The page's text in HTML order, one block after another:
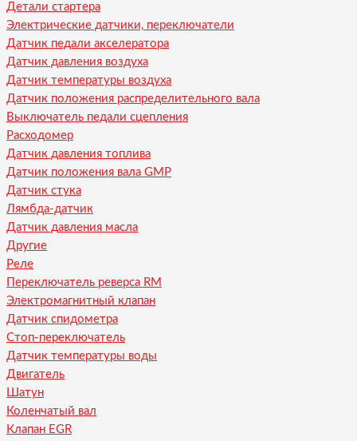
Детали стартера
Электрические датчики, переключатели
Датчик педали акселератора
Датчик давления воздуха
Датчик температуры воздуха
Датчик положения распределительного вала
Выключатель педали сцепления
Расходомер
Датчик давления топлива
Датчик положения вала GMP
Датчик стука
Лямбда-датчик
Датчик давления масла
Другие
Реле
Переключатель реверса RM
Электромагнитный клапан
Датчик спидометра
Стоп-переключатель
Датчик температуры воды
Двигатель
Шатун
Коленчатый вал
Клапан EGR